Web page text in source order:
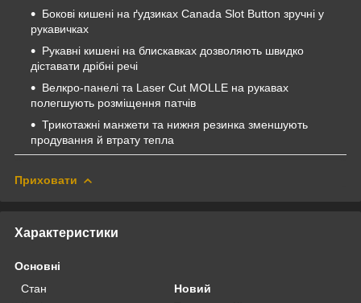
Бокові кишені на ґудзиках Canada Slot Button зручні у
рукавичках
Рукавні кишені на блискавках дозволяють швидко
діставати дрібні речі
Велкро-панелі та Laser Cut MOLLE на рукавах
полегшують розміщення патчів
Трикотажні манжети та нижня резинка зменшують
продування й втрату тепла
Приховати
Характеристики
Основні
Стан
Новий